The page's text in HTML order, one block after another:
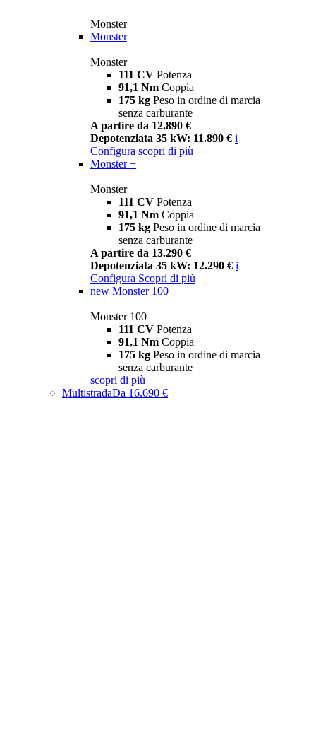
Monster
Monster
Monster
111 CV Potenza
91,1 Nm Coppia
175 kg Peso in ordine di marcia
senza carburante
A partire da 12.890 €
Depotenziata 35 kW: 11.890 € i
Configura scopri di più
Monster +
Monster +
111 CV Potenza
91,1 Nm Coppia
175 kg Peso in ordine di marcia
senza carburante
A partire da 13.290 €
Depotenziata 35 kW: 12.290 € i
Configura Scopri di più
new Monster 100
Monster 100
111 CV Potenza
91,1 Nm Coppia
175 kg Peso in ordine di marcia
senza carburante
scopri di più
MultistradaDa 16.690 €